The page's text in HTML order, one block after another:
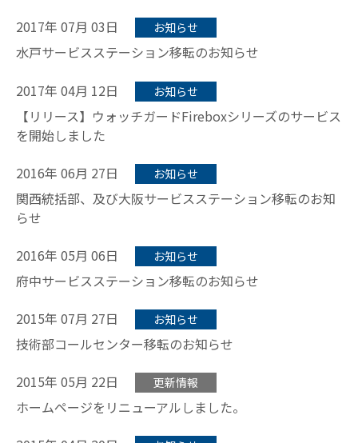
2017年 07月 03日
お知らせ
水戸サービスステーション移転のお知らせ
2017年 04月 12日
お知らせ
【リリース】ウォッチガードFireboxシリーズのサービス
を開始しました
2016年 06月 27日
お知らせ
関西統括部、及び大阪サービスステーション移転のお知
らせ
2016年 05月 06日
お知らせ
府中サービスステーション移転のお知らせ
2015年 07月 27日
お知らせ
技術部コールセンター移転のお知らせ
2015年 05月 22日
更新情報
ホームページをリニューアルしました。